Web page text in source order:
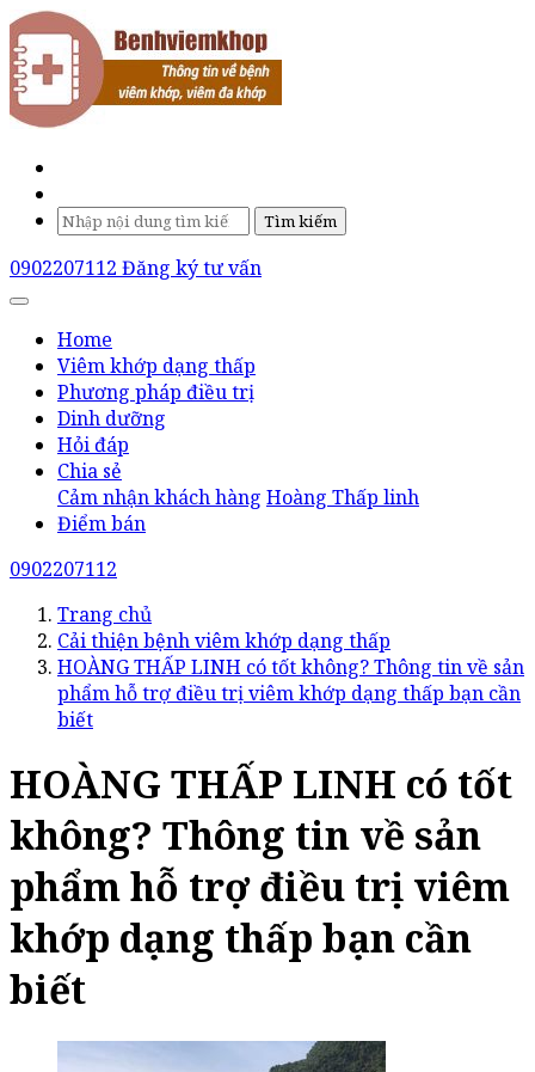
Tìm kiếm
0902207112 Đăng ký tư vấn
Home
Viêm khớp dạng thấp
Phương pháp điều trị
Dinh dưỡng
Hỏi đáp
Chia sẻ
Cảm nhận khách hàng Hoàng Thấp linh
Điểm bán
0902207112
Trang chủ
Cải thiện bệnh viêm khớp dạng thấp
HOÀNG THẤP LINH có tốt không? Thông tin về sản
phẩm hỗ trợ điều trị viêm khớp dạng thấp bạn cần
biết
HOÀNG THẤP LINH có tốt
không? Thông tin về sản
phẩm hỗ trợ điều trị viêm
khớp dạng thấp bạn cần
biết